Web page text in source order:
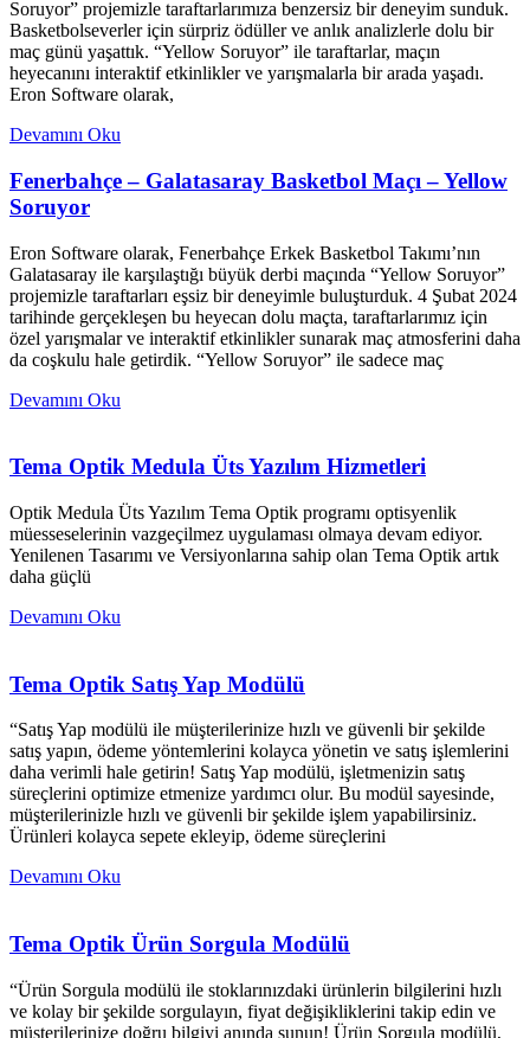
Soruyor” projemizle taraftarlarımıza benzersiz bir deneyim sunduk.
Basketbolseverler için sürpriz ödüller ve anlık analizlerle dolu bir
maç günü yaşattık. “Yellow Soruyor” ile taraftarlar, maçın
heyecanını interaktif etkinlikler ve yarışmalarla bir arada yaşadı.
Eron Software olarak,
Devamını Oku
Fenerbahçe – Galatasaray Basketbol Maçı – Yellow
Soruyor
Eron Software olarak, Fenerbahçe Erkek Basketbol Takımı’nın
Galatasaray ile karşılaştığı büyük derbi maçında “Yellow Soruyor”
projemizle taraftarları eşsiz bir deneyimle buluşturduk. 4 Şubat 2024
tarihinde gerçekleşen bu heyecan dolu maçta, taraftarlarımız için
özel yarışmalar ve interaktif etkinlikler sunarak maç atmosferini daha
da coşkulu hale getirdik. “Yellow Soruyor” ile sadece maç
Devamını Oku
Tema Optik Medula Üts Yazılım Hizmetleri
Optik Medula Üts Yazılım Tema Optik programı optisyenlik
müesseselerinin vazgeçilmez uygulaması olmaya devam ediyor.
Yenilenen Tasarımı ve Versiyonlarına sahip olan Tema Optik artık
daha güçlü
Devamını Oku
Tema Optik Satış Yap Modülü
“Satış Yap modülü ile müşterilerinize hızlı ve güvenli bir şekilde
satış yapın, ödeme yöntemlerini kolayca yönetin ve satış işlemlerini
daha verimli hale getirin! Satış Yap modülü, işletmenizin satış
süreçlerini optimize etmenize yardımcı olur. Bu modül sayesinde,
müşterilerinizle hızlı ve güvenli bir şekilde işlem yapabilirsiniz.
Ürünleri kolayca sepete ekleyip, ödeme süreçlerini
Devamını Oku
Tema Optik Ürün Sorgula Modülü
“Ürün Sorgula modülü ile stoklarınızdaki ürünlerin bilgilerini hızlı
ve kolay bir şekilde sorgulayın, fiyat değişikliklerini takip edin ve
müşterilerinize doğru bilgiyi anında sunun! Ürün Sorgula modülü,